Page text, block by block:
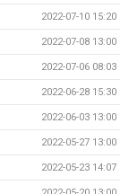
2022-07-10 15:20
2022-07-08 13:00
2022-07-06 08:03
2022-06-28 15:30
2022-06-03 13:00
2022-05-27 13:00
2022-05-23 14:07